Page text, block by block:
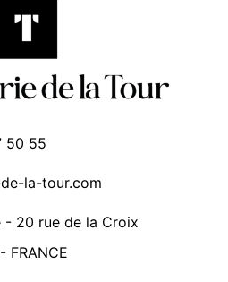
50 55
la-tour.com
- 20 rue de la Croix
FRANCE